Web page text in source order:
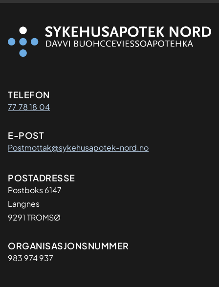
Kontaktinformasjon
TELEFON
77 78 18 04
E-POST
Postmottak@sykehusapotek-nord.no
Adresse
POSTADRESSE
Postboks 6147
Langnes
9291 TROMSØ
Organisasjon
ORGANISASJONSNUMMER
983 974 937